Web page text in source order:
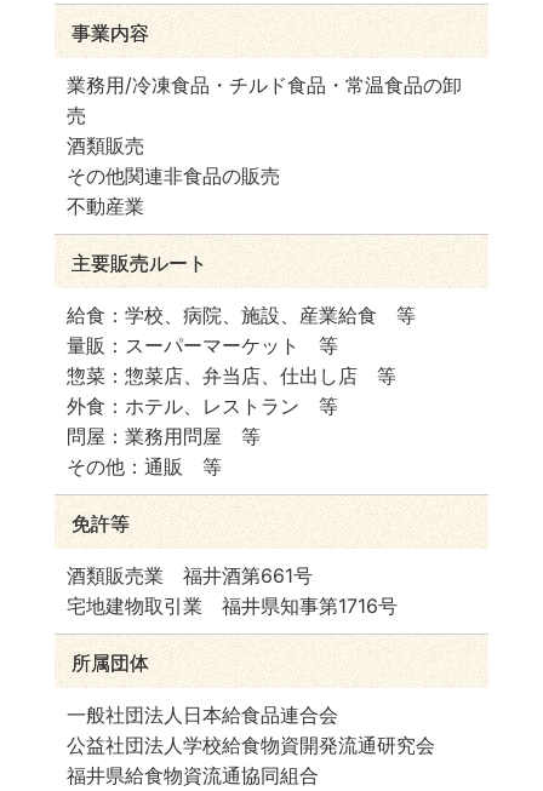
事業内容
業務用/冷凍食品・チルド食品・常温食品の卸
売
酒類販売
その他関連非食品の販売
不動産業
主要販売ルート
給食：学校、病院、施設、産業給食 等
量販：スーパーマーケット 等
惣菜：惣菜店、弁当店、仕出し店 等
外食：ホテル、レストラン 等
問屋：業務用問屋 等
その他：通販 等
免許等
酒類販売業 福井酒第661号
宅地建物取引業 福井県知事第1716号
所属団体
一般社団法人日本給食品連合会
公益社団法人学校給食物資開発流通研究会
福井県給食物資流通協同組合